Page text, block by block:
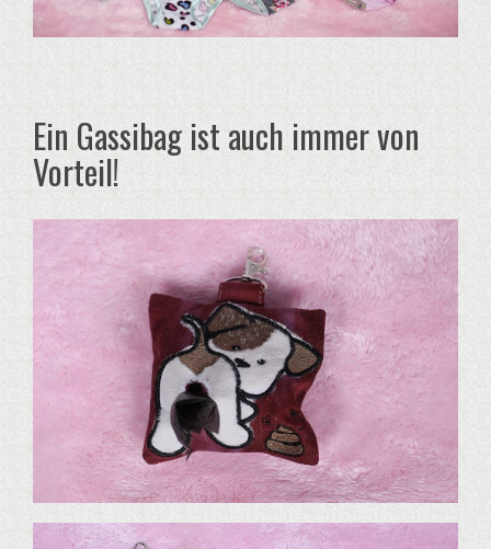
Ein Gassibag ist auch immer von
Vorteil!